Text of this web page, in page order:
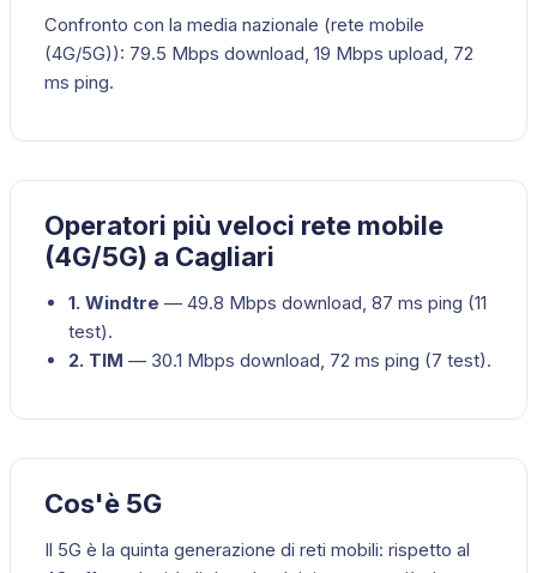
Confronto con la media nazionale (rete mobile
(4G/5G)): 79.5 Mbps download, 19 Mbps upload, 72
ms ping.
Operatori più veloci rete mobile
(4G/5G) a Cagliari
1. Windtre — 49.8 Mbps download, 87 ms ping (11
test).
2. TIM — 30.1 Mbps download, 72 ms ping (7 test).
Cos'è 5G
Il 5G è la quinta generazione di reti mobili: rispetto al